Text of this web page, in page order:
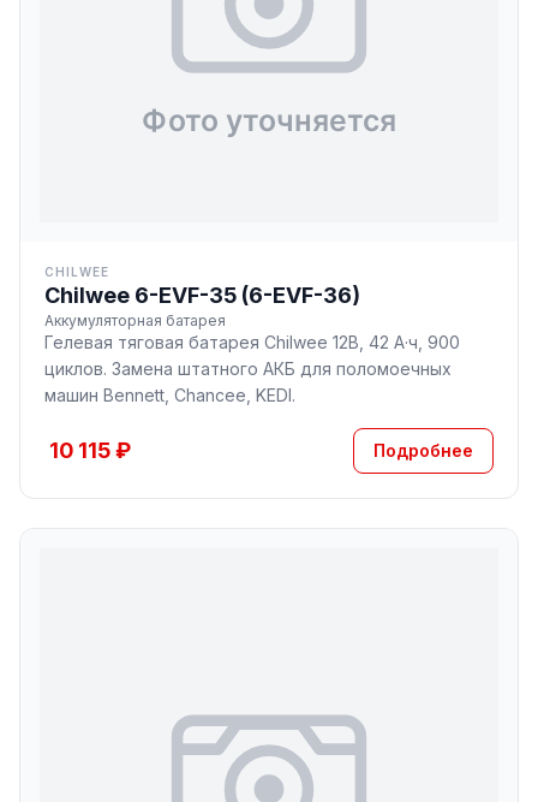
CHILWEE
Chilwee 6-EVF-35 (6-EVF-36)
Аккумуляторная батарея
Гелевая тяговая батарея Chilwee 12В, 42 А·ч, 900
циклов. Замена штатного АКБ для поломоечных
машин Bennett, Chancee, KEDI.
10 115 ₽ Подробнее